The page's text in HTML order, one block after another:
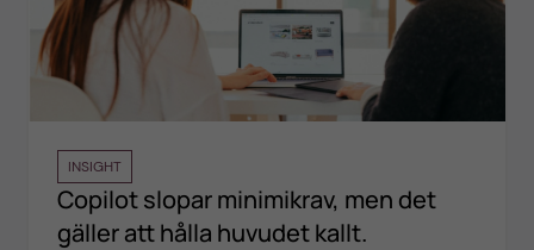
INSIGHT
Copilot slopar minimikrav, men det
gäller att hålla huvudet kallt.